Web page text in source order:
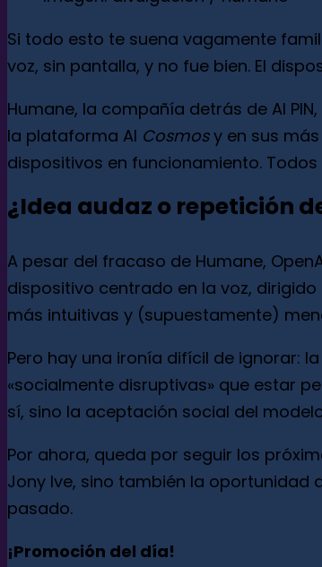
Si todo esto te suena vagamente
voz, sin pantalla, y no fue bien. El
Humane, la compañía detrás de AI
la plataforma AI Cosmosy en sus más
dispositivos en funcionamiento.
¿Idea audaz o repetición
A pesar del fracaso de Humane,
dispositivo centrado en la voz,
más intuitivas y (supuestamente)
Pero hay una ironía difícil de ignorar:
«socialmente disruptivas» que estar
sí, sino la aceptación social del
Por ahora, queda por seguir los
Jony Ive, sino también la oportunidad
pasado.
¡Promoción del día!